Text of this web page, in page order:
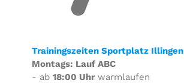
Trainingszeiten Sportplatz Illingen
Montags: Lauf ABC
- ab 18:00 Uhrwarmlaufen